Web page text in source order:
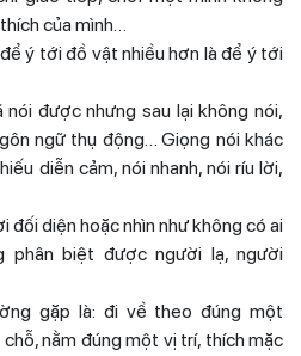
của mình…
ý tới đồ vật nhiều hơn là để ý tới
nói được nhưng sau lại không nói,
ngữ thụ động… Giọng nói khác
diễn cảm, nói nhanh, nói ríu lời,
đối diện hoặc nhìn như không có ai
phân biệt được người lạ, người
gặp là: đi về theo đúng một
nằm đúng một vị trí, thích mặc